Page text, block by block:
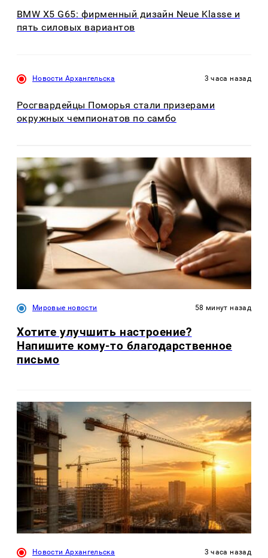
BMW X5 G65: фирменный дизайн Neue Klasse и
пять силовых вариантов
Новости Архангельска 3 часа назад
Росгвардейцы Поморья стали призерами
окружных чемпионатов по самбо
Мировые новости 58 минут назад
Хотите улучшить настроение?
Напишите кому-то благодарственное
письмо
Новости Архангельска 3 часа назад